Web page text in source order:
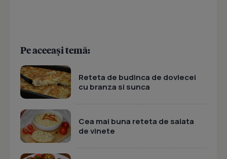
Pe aceeași temă:
Reteta de budinca de dovlecei
cu branza si sunca
Cea mai buna reteta de salata
de vinete